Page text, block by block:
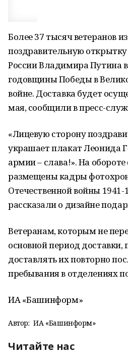
Более 37 тысяч ветеранов
поздравительную открытку
России Владимира Путина в
годовщины Победы в
войне. Доставка будет
мая, сообщили в пресс-
«Лицевую сторону
украшает плакат Леонида
армии – слава!». На
размещены кадры
Отечественной войны 1941-
рассказали о дизайне
Ветеранам, которым не
основной период доставки,
доставлять их повторно
пребывания в отделениях
ИА «Башинформ»
Автор: ИА «Башинформ»
Читайте нас